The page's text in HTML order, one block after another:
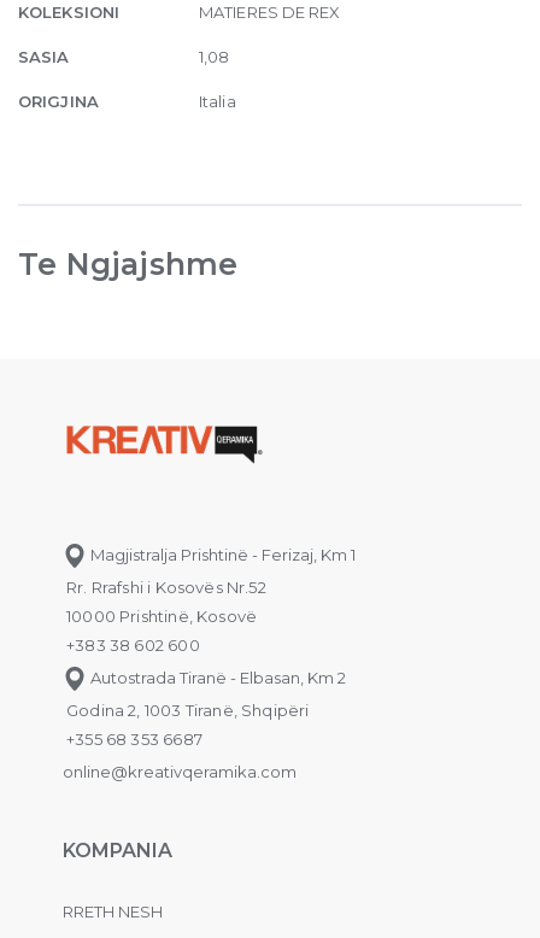
KOLEKSIONI MATIERES DE REX
SASIA 1,08
ORIGJINA Italia
Te Ngjajshme
Magjistralja Prishtinë - Ferizaj, Km 1
Rr. Rrafshi i Kosovës Nr.52
10000 Prishtinë, Kosovë
+383 38 602 600
Autostrada Tiranë - Elbasan, Km 2
Godina 2, 1003 Tiranë, Shqipëri
+355 68 353 6687
online@kreativqeramika.com
KOMPANIA
RRETH NESH